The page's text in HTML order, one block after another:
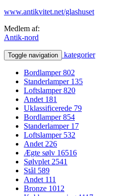
www.antikvitet.net/glashuset
Medlem af:
Antik-nord
Toggle navigation kategorier
Bordlamper802
Standerlamper 135
Loftslamper820
Andet 181
Uklassificerede 79
Bordlamper854
Standerlamper 17
Loftslamper 532
Andet226
Ægte sølv 16516
Sølvplet2541
Stål 589
Andet 111
Bronze 1012